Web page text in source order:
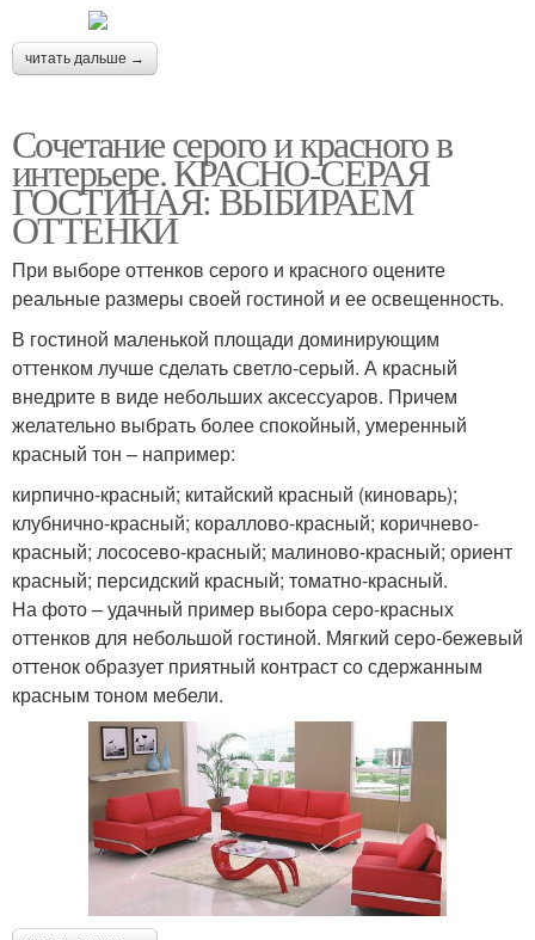
читать дальше →
Сочетание серого и красного в
интерьере. КРАСНО-СЕРАЯ
ГОСТИНАЯ: ВЫБИРАЕМ
ОТТЕНКИ
При выборе оттенков серого и красного оцените
реальные размеры своей гостиной и ее освещенность.
В гостиной маленькой площади доминирующим
оттенком лучше сделать светло-серый. А красный
внедрите в виде небольших аксессуаров. Причем
желательно выбрать более спокойный, умеренный
красный тон – например:
кирпично-красный; китайский красный (киноварь);
клубнично-красный; кораллово-красный; коричнево-
красный; лососево-красный; малиново-красный; ориент
красный; персидский красный; томатно-красный.
На фото – удачный пример выбора серо-красных
оттенков для небольшой гостиной. Мягкий серо-бежевый
оттенок образует приятный контраст со сдержанным
красным тоном мебели.